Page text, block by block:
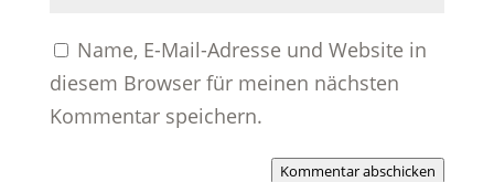
Name, E-Mail-Adresse und Website in
diesem Browser für meinen nächsten
Kommentar speichern.
Kommentar abschicken